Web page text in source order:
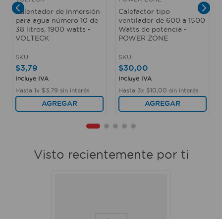
Calentador de inmersión
para agua número 10 de
38 litros, 1900 watts -
VOLTECK
SKU:
$3,79
Incluye IVA
Hasta 1x $3 79 sin interés
AGREGAR
Calefactor tipo
ventilador de 600 a 1500
Watts de potencia -
POWER ZONE
SKU:
$30,00
Incluye IVA
Hasta 3x $10 00 sin interés
AGREGAR
Visto recientemente por ti